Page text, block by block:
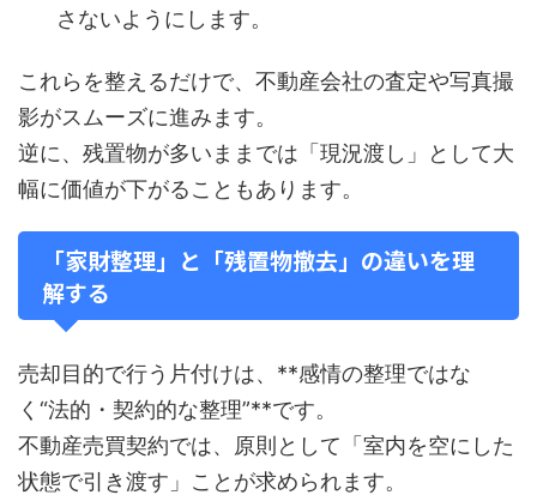
さないようにします。
これらを整えるだけで、不動産会社の査定や写真撮
影がスムーズに進みます。
逆に、残置物が多いままでは「現況渡し」として大
幅に価値が下がることもあります。
「家財整理」と「残置物撤去」の違いを理
解する
売却目的で行う片付けは、**感情の整理ではな
く“法的・契約的な整理”**です。
不動産売買契約では、原則として「室内を空にした
状態で引き渡す」ことが求められます。